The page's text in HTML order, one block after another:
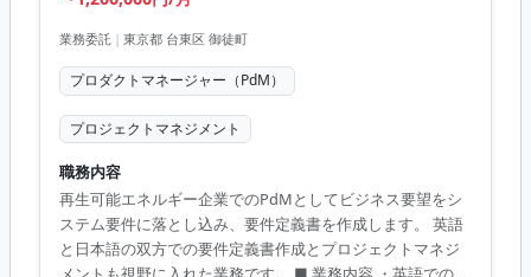
業務委託 | 東京都 台東区 御徒町
プロダクトマネージャー（PdM）
プロジェクトマネジメント
職務内容
再生可能エネルギー企業でのPdMとしてビジネス要望をシ
ステム要件に落とし込み、要件定義書を作成します。 英語
と日本語の双方での要件定義書作成とプロジェクトマネジ